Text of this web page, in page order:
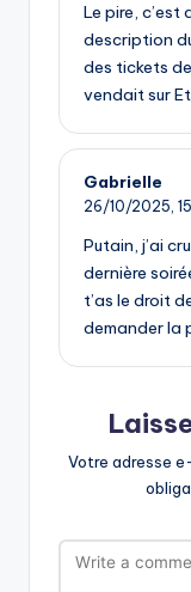
Le pire, c’est
description
des tickets
vendait sur
Gabrielle
26/10/2025,
Putain, j’ai
dernière
t’as le droit
demander la
Votre adresse